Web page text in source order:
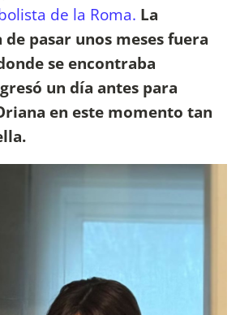
de la Roma. La
pasar unos meses fuera
se encontraba
un día antes para
en este momento tan